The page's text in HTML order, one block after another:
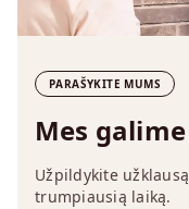
PARAŠYKITE MUMS
Mes
Užpildykite
trumpiausią laiką.